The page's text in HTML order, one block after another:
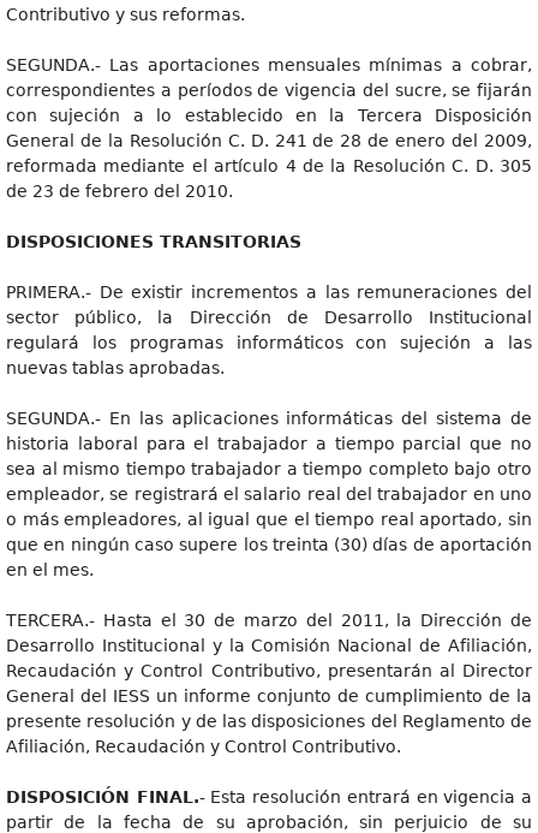
Contributivo y sus reformas.
SEGUNDA.- Las aportaciones mensuales mínimas a cobrar,
correspondientes a períodos de vigencia del sucre, se fijarán
con sujeción a lo establecido en la Tercera Disposición
General de la Resolución C. D. 241 de 28 de enero del 2009,
reformada mediante el artículo 4 de la Resolución C. D. 305
de 23 de febrero del 2010.
DISPOSICIONES TRANSITORIAS
PRIMERA.- De existir incrementos a las remuneraciones del
sector público, la Dirección de Desarrollo Institucional
regulará los programas informáticos con sujeción a las
nuevas tablas aprobadas.
SEGUNDA.- En las aplicaciones informáticas del sistema de
historia laboral para el trabajador a tiempo parcial que no
sea al mismo tiempo trabajador a tiempo completo bajo otro
empleador, se registrará el salario real del trabajador en uno
o más empleadores, al igual que el tiempo real aportado, sin
que en ningún caso supere los treinta (30) días de aportación
en el mes.
TERCERA.- Hasta el 30 de marzo del 2011, la Dirección de
Desarrollo Institucional y la Comisión Nacional de Afiliación,
Recaudación y Control Contributivo, presentarán al Director
General del IESS un informe conjunto de cumplimiento de la
presente resolución y de las disposiciones del Reglamento de
Afiliación, Recaudación y Control Contributivo.
DISPOSICIÓN FINAL.- Esta resolución entrará en vigencia a
partir de la fecha de su aprobación, sin perjuicio de su